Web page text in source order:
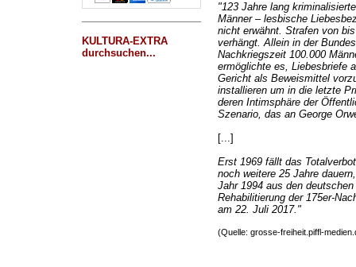
KULTURA-EXTRA
durchsuchen...
"123 Jahre lang
Männer – lesbische
nicht erwähnt. Strafen von
verhängt. Allein in der
Nachkriegszeit 100.000
ermöglichte es, Liebesbriefe
Gericht als Beweismittel
installieren um in die letzte
deren Intimsphäre der
Szenario, das an George
[...]
Erst 1969 fällt das
noch weitere 25 Jahre
Jahr 1994 aus den
Rehabilitierung der 175er-
am 22. Juli 2017."
(Quelle: grosse-freiheit.piffl-